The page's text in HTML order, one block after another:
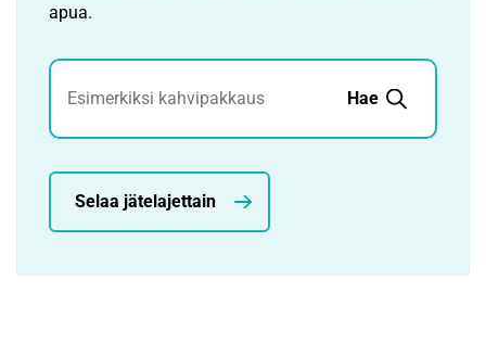
apua.
Jätehaku
Hae
Selaa jätelajettain